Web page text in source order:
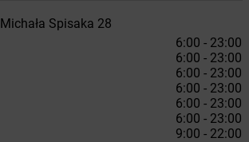
Michała Spisaka 28
6:00 - 23:00
6:00 - 23:00
6:00 - 23:00
6:00 - 23:00
6:00 - 23:00
6:00 - 23:00
9:00 - 22:00